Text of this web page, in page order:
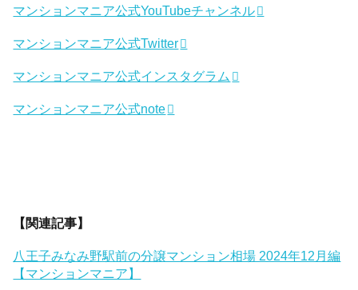
マンションマニア公式YouTubeチャンネル
マンションマニア公式Twitter
マンションマニア公式インスタグラム
マンションマニア公式note
【関連記事】
八王子みなみ野駅前の分譲マンション相場 2024年12月編
【マンションマニア】